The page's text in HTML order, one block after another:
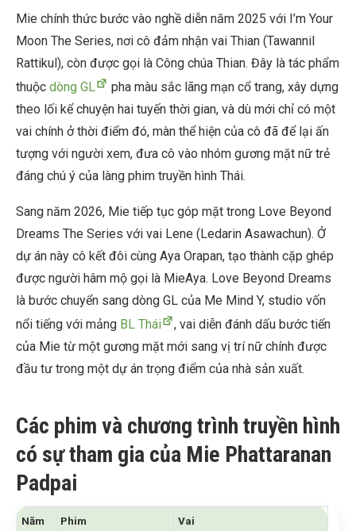
Mie chính thức bước vào nghề diễn năm 2025 với I’m Your
Moon The Series, nơi cô đảm nhận vai Thian (Tawannil
Rattikul), còn được gọi là Công chúa Thian. Đây là tác phẩm
thuộc dòng GL
pha màu sắc lãng mạn cổ trang, xây dựng
theo lối kể chuyện hai tuyến thời gian, và dù mới chỉ có một
vai chính ở thời điểm đó, màn thể hiện của cô đã để lại ấn
tượng với người xem, đưa cô vào nhóm gương mặt nữ trẻ
đáng chú ý của làng phim truyền hình Thái.
Sang năm 2026, Mie tiếp tục góp mặt trong Love Beyond
Dreams The Series với vai Lene (Ledarin Asawachun). Ở
dự án này cô kết đôi cùng Aya Orapan, tạo thành cặp ghép
được người hâm mộ gọi là MieAya. Love Beyond Dreams
là bước chuyển sang dòng GL của Me Mind Y, studio vốn
nổi tiếng với mảng BL Thái
, vai diễn đánh dấu bước tiến
của Mie từ một gương mặt mới sang vị trí nữ chính được
đầu tư trong một dự án trọng điểm của nhà sản xuất.
Các phim và chương trình truyền hình
có sự tham gia của Mie Phattaranan
Padpai
Năm Phim Vai